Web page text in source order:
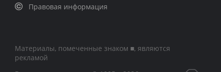
Правовая информация
Материалы, помеченные знаком ■, являются
рекламой